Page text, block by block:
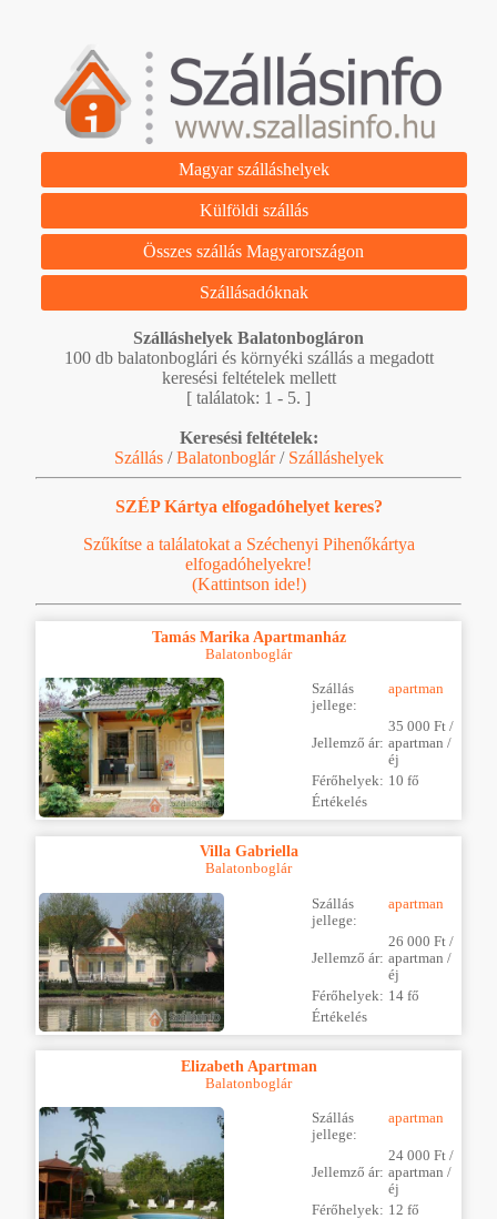
Magyar szálláshelyek
Külföldi szállás
Összes szállás Magyarországon
Szállásadóknak
Szálláshelyek Balatonbogláron
100 db balatonboglári és környéki szállás a megadott
keresési feltételek mellett
[ találatok: 1 - 5. ]
Keresési feltételek:
Szállás/Balatonboglár/ Szálláshelyek
SZÉP Kártya elfogadóhelyet keres?
Szűkítse a találatokat a Széchenyi Pihenőkártya
elfogadóhelyekre!
(Kattintson ide!)
Tamás Marika Apartmanház
Balatonboglár
Szállás
jellege:
apartman
Jellemző ár:
35 000 Ft /
apartman /
éj
Férőhelyek: 10 fő
Értékelés
Villa Gabriella
Balatonboglár
Szállás
jellege:
apartman
Jellemző ár:
26 000 Ft /
apartman /
éj
Férőhelyek: 14 fő
Értékelés
Elizabeth Apartman
Balatonboglár
Szállás
jellege:
apartman
Jellemző ár:
24 000 Ft /
apartman /
éj
Férőhelyek: 12 fő